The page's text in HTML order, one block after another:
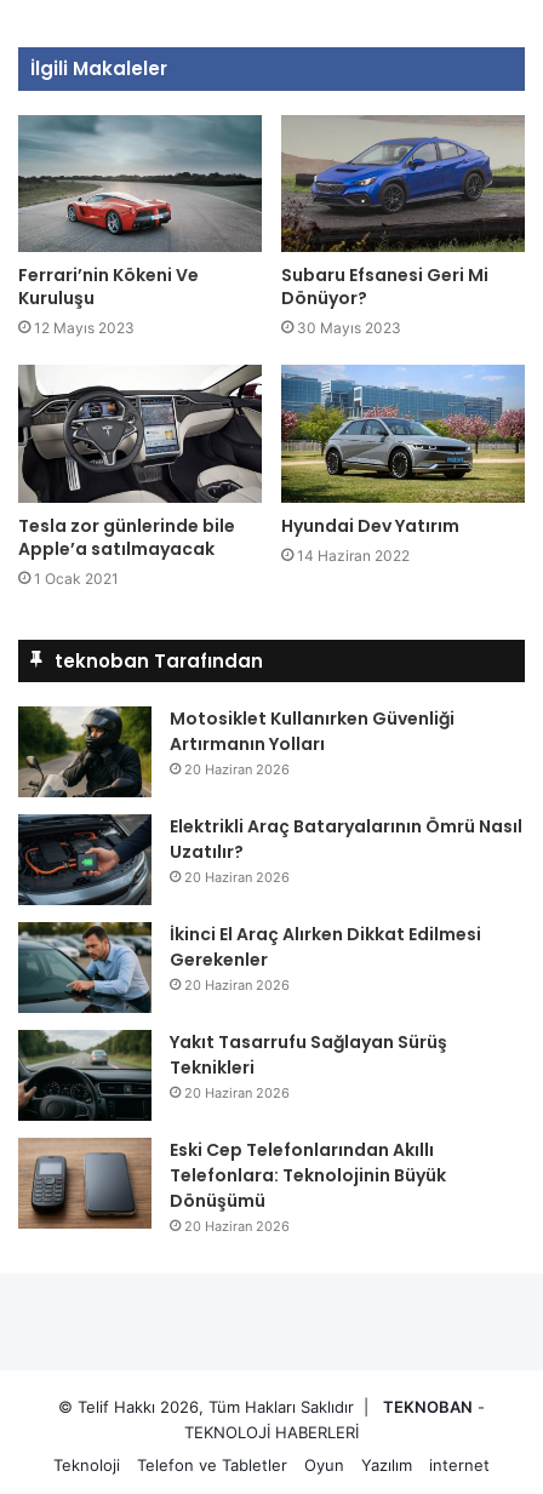
İlgili Makaleler
Ferrari’nin Kökeni Ve
Kuruluşu
12 Mayıs 2023
Subaru Efsanesi Geri Mi
Dönüyor?
30 Mayıs 2023
Tesla zor günlerinde bile
Apple’a satılmayacak
1 Ocak 2021
Hyundai Dev Yatırım
14 Haziran 2022
teknoban Tarafından
Motosiklet Kullanırken Güvenliği
Artırmanın Yolları
20 Haziran 2026
Elektrikli Araç Bataryalarının Ömrü Nasıl
Uzatılır?
20 Haziran 2026
İkinci El Araç Alırken Dikkat Edilmesi
Gerekenler
20 Haziran 2026
Yakıt Tasarrufu Sağlayan Sürüş
Teknikleri
20 Haziran 2026
Eski Cep Telefonlarından Akıllı
Telefonlara: Teknolojinin Büyük
Dönüşümü
20 Haziran 2026
© Telif Hakkı 2026, Tüm Hakları Saklıdır | TEKNOBAN -
TEKNOLOJİ HABERLERİ
Teknoloji
Telefon ve Tabletler Oyun Yazılım
internet